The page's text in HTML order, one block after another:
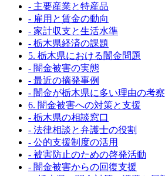
- 主要産業と特産品
- 雇用と賃金の動向
- 家計収支と生活水準
- 栃木県経済の課題
5. 栃木県における闇金問題
- 闇金被害の実態
- 最近の摘発事例
- 闇金が栃木県に多い理由の考察
6. 闇金被害への対策と支援
- 栃木県の相談窓口
- 法律相談と弁護士の役割
- 公的支援制度の活用
- 被害防止のための啓発活動
- 闇金被害からの回復支援